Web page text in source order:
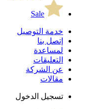
Sale
خدمة التوصيل
إتصل بنا
لمساعدة
التعليقات
عن الشركة
مقالات
تسجيل الدخول